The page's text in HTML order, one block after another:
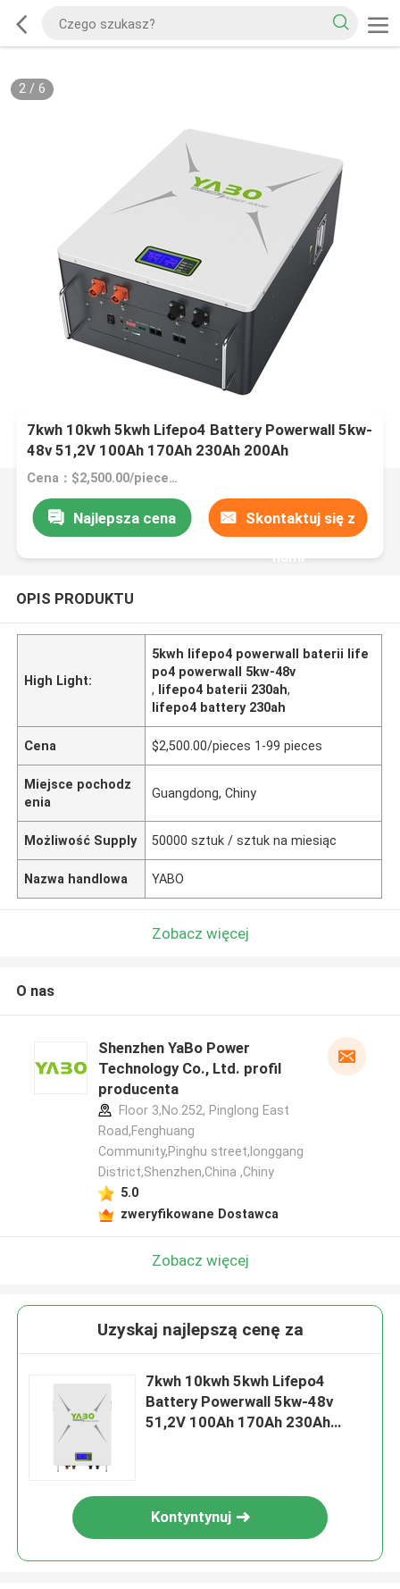
2/ 6
7kwh 10kwh 5kwh Lifepo4 Battery Powerwall 5kw-
48v 51,2V 100Ah 170Ah 230Ah 200Ah
Cena：$2,500.00/pieces 1-99 pieces
Najlepsza cena Skontaktuj się z
nami
OPIS PRODUKTU
High Light:
5kwh lifepo4 powerwall baterii life
po4 powerwall 5kw-48v
, lifepo4 baterii 230ah,
lifepo4 battery 230ah
Cena $2,500.00/pieces 1-99 pieces
Miejsce pochodz
enia
Guangdong, Chiny
Możliwość Supply 50000 sztuk / sztuk na miesiąc
Nazwa handlowa YABO
Zobacz więcej
O nas
Shenzhen YaBo Power
Technology Co., Ltd. profil
producenta
Floor 3,No.252, Pinglong East
Road,Fenghuang
Community,Pinghu street,longgang
District,Shenzhen,China ,Chiny
5.0
zweryfikowane Dostawca
Zobacz więcej
Uzyskaj najlepszą cenę za
7kwh 10kwh 5kwh Lifepo4
Battery Powerwall 5kw-48v
51,2V 100Ah 170Ah 230Ah
Kontyntynuj